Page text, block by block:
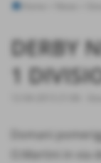
DERBY
1
Domani
O.Martini in via